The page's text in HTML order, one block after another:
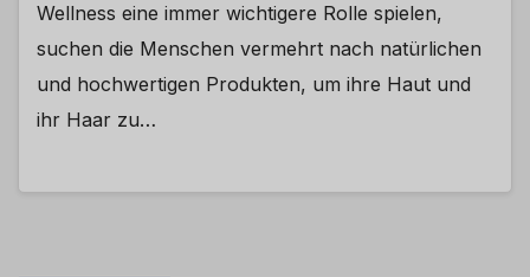
Wellness eine immer wichtigere Rolle spielen,
suchen die Menschen vermehrt nach natürlichen
und hochwertigen Produkten, um ihre Haut und
ihr Haar zu…